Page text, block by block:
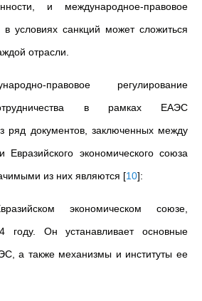
и международное-правовое
условиях санкций может сложиться
отрасли.
правовое регулирование
в рамках ЕАЭС
ряд документов, заключенных между
Евразийского экономического союза
из них являются [10]:
экономическом союзе,
году. Он устанавливает основные
а также механизмы и институты ее